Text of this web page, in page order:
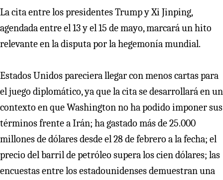
La cita entre los presidentes Trump y Xi Jinping,
agendada entre el 13 y el 15 de mayo, marcará un hito
relevante en la disputa por la hegemonía mundial.
Estados Unidos pareciera llegar con menos cartas para
el juego diplomático, ya que la cita se desarrollará en un
contexto en que Washington no ha podido imponer sus
términos frente a Irán; ha gastado más de 25.000
millones de dólares desde el 28 de febrero a la fecha; el
precio del barril de petróleo supera los cien dólares; las
encuestas entre los estadounidenses demuestran una